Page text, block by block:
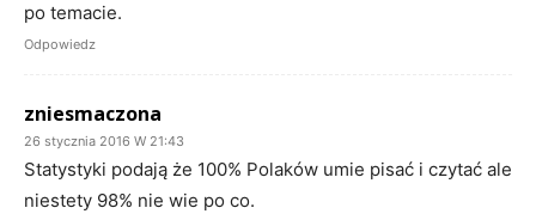
po temacie.
Odpowiedz
zniesmaczona
26 stycznia 2016 W 21:43
Statystyki podają że 100% Polaków umie pisać i czytać ale
niestety 98% nie wie po co.